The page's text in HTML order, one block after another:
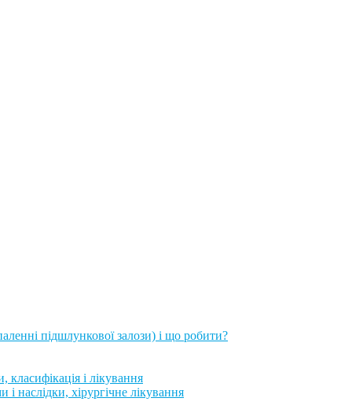
підшлункової залози) і що робити?
і лікування
наслідки, хірургічне лікування